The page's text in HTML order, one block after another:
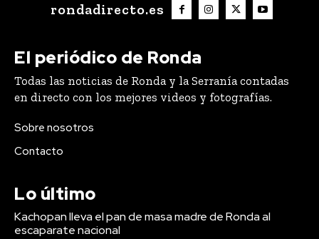
rondadirecto.es
El periódico de Ronda
Todas las noticias de Ronda y la Serranía contadas
en directo con los mejores videos y fotografías.
Sobre nosotros
Contacto
Lo último
Kachopan lleva el pan de masa madre de Ronda al
escaparate nacional